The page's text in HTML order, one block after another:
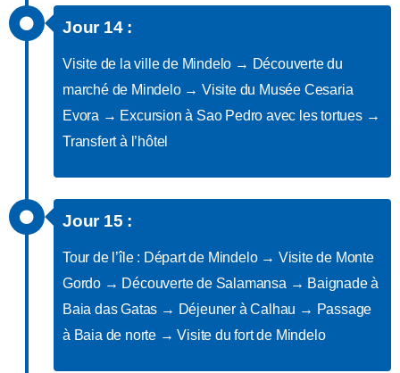
Jour 14 :
Visite de la ville de Mindelo → Découverte du
marché de Mindelo → Visite du Musée Cesaria
Evora → Excursion à Sao Pedro avec les tortues →
Transfert à l’hôtel
Jour 15 :
Tour de l’île : Départ de Mindelo → Visite de Monte
Gordo → Découverte de Salamansa → Baignade à
Baia das Gatas → Déjeuner à Calhau → Passage
à Baia de norte → Visite du fort de Mindelo